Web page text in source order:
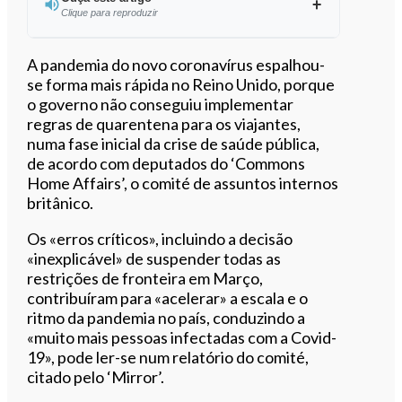
Clique para reproduzir
Ouvir este artigo
A pandemia do novo coronavírus espalhou-
se forma mais rápida no Reino Unido, porque
o governo não conseguiu implementar
regras de quarentena para os viajantes,
numa fase inicial da crise de saúde pública,
de acordo com deputados do ‘Commons
Home Affairs’, o comité de assuntos internos
britânico.
Os «erros críticos», incluindo a decisão
«inexplicável» de suspender todas as
restrições de fronteira em Março,
contribuíram para «acelerar» a escala e o
ritmo da pandemia no país, conduzindo a
«muito mais pessoas infectadas com a Covid-
19», pode ler-se num relatório do comité,
citado pelo ‘Mirror’.